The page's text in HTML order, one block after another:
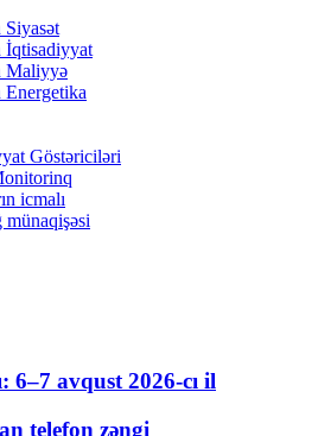
İqtisadiyyat
Maliyyə
Göstəriciləri
icmalı
münaqişəsi
6–7 avqust 2026-cı il
telefon zəngi